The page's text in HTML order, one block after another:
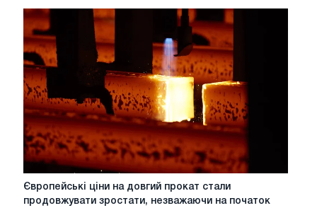
сталь
CRC,
HDG
зростають,
але
зростання
залишається
обмеженим
Європейські
ціни
Європейські ціни на довгий прокат стали
продовжувати зростати, незважаючи на початок